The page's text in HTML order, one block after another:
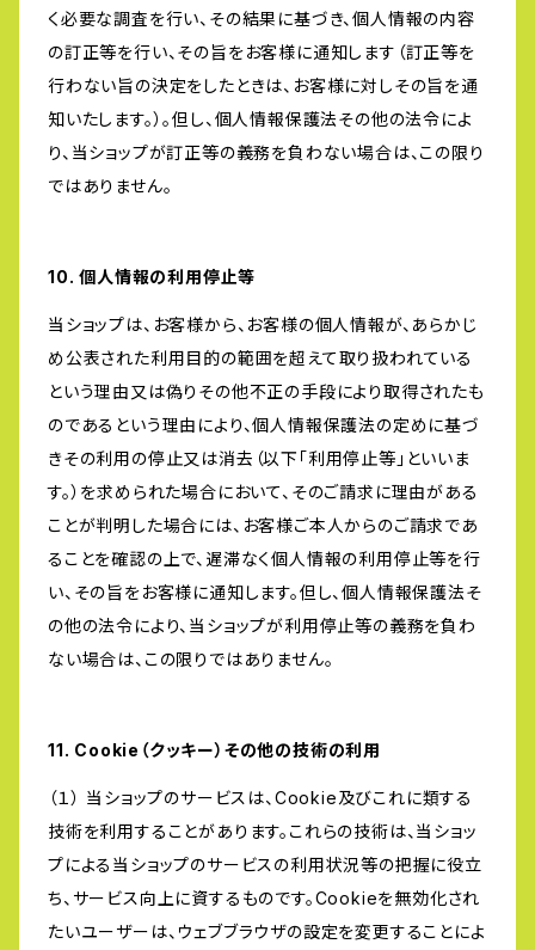
く必要な調査を行い、その結果に基づき、個人情報の内容
の訂正等を行い、その旨をお客様に通知します（訂正等を
行わない旨の決定をしたときは、お客様に対しその旨を通
知いたします。）。但し、個人情報保護法その他の法令によ
り、当ショップが訂正等の義務を負わない場合は、この限り
ではありません。
10. 個人情報の利用停止等
当ショップは、お客様から、お客様の個人情報が、あらかじ
め公表された利用目的の範囲を超えて取り扱われている
という理由又は偽りその他不正の手段により取得されたも
のであるという理由により、個人情報保護法の定めに基づ
きその利用の停止又は消去（以下「利用停止等」といいま
す。）を求められた場合において、そのご請求に理由がある
ことが判明した場合には、お客様ご本人からのご請求であ
ることを確認の上で、遅滞なく個人情報の利用停止等を行
い、その旨をお客様に通知します。但し、個人情報保護法そ
の他の法令により、当ショップが利用停止等の義務を負わ
ない場合は、この限りではありません。
11. Cookie（クッキー）その他の技術の利用
（１） 当ショップのサービスは、Cookie及びこれに類する
技術を利用することがあります。これらの技術は、当ショッ
プによる当ショップのサービスの利用状況等の把握に役立
ち、サービス向上に資するものです。Cookieを無効化され
たいユーザーは、ウェブブラウザの設定を変更することによ